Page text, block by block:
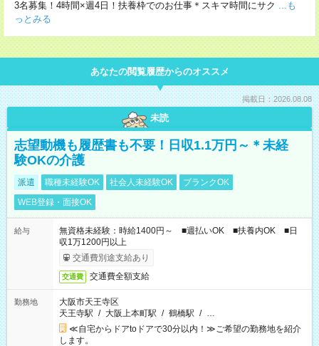
3名募集！4時間×週4日！扶養枠でのお仕事＊スキマ時間にサク ...も
っとみる
あなたの閲覧履歴からのオススメ
掲載日：2026.08.08
未読
志望動機も履歴書も不要！日収1.1万円～＊未経
験OKの介護
派遣 職種未経験OK 社会人未経験OK
ブランクOK
WEB登録・面接OK
給与
無資格未経験：時給1400円～ ■週払いOK ■扶養内OK ■日
収1万1200円以上
交通費別途支給あり
交通費 交通費全額支給
勤務地
大阪市天王寺区
天王寺駅 / 大阪上本町駅 / 鶴橋駅 / …
≪自宅からドアtoドアで30分以内！≫ご希望の勤務地を紹介
します。